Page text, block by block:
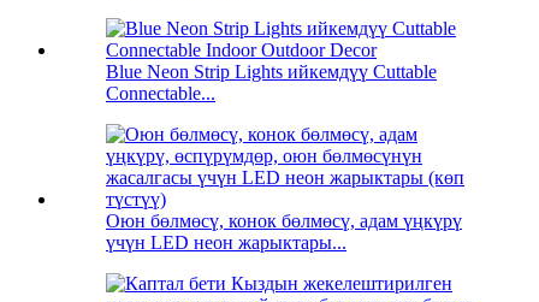
Blue Neon Strip Lights ийкемдүү Cuttable
Connectable...
Оюн бөлмөсү, конок бөлмөсү, адам үңкүрү
үчүн LED неон жарыктары...